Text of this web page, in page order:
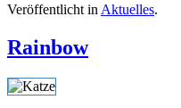
Veröffentlicht in Aktuelles.
Rainbow